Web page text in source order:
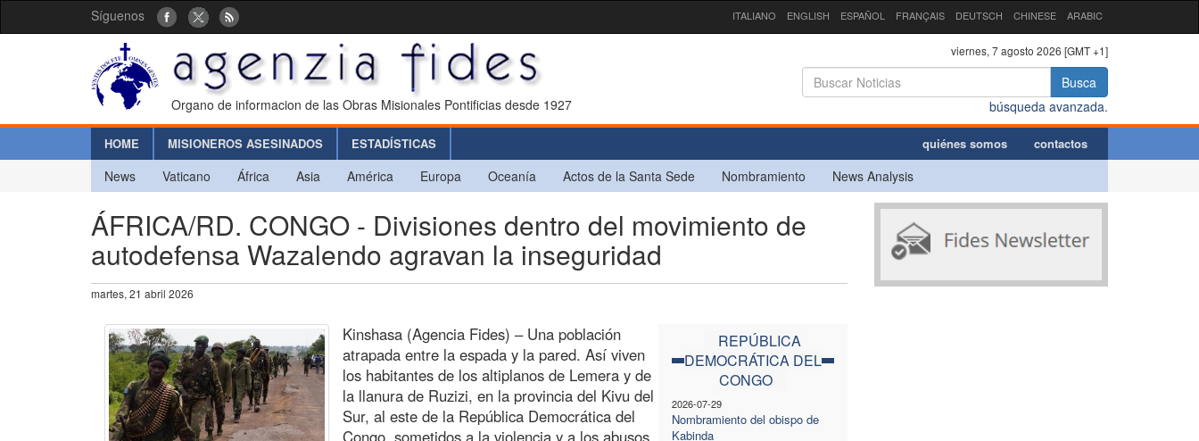
Síguenos ITALIANO ENGLISH ESPAÑOL FRANÇAIS DEUTSCH CHINESE ARABIC
Organo de informacion de las Obras Misionales Pontificias desde 1927
viernes, 7 agosto 2026 [GMT +1]
Busca
búsqueda avanzada.
HOME MISIONEROS ASESINADOS ESTADÍSTICAS quiénes somos contactos
News Vaticano África Asia América Europa Oceanía Actos de la Santa Sede Nombramiento News Analysis
ÁFRICA/RD. CONGO - Divisiones dentro del movimiento de
autodefensa Wazalendo agravan la inseguridad
martes, 21 abril 2026
REPÚBLICA
DEMOCRÁTICA DEL
CONGO
2026-07-29
Nombramiento del obispo de
Kabinda
Kinshasa (Agencia Fides) – Una población
atrapada entre la espada y la pared. Así viven
los habitantes de los altiplanos de Lemera y de
la llanura de Ruzizi, en la provincia del Kivu del
Sur, al este de la República Democrática del
Congo, sometidos a la violencia y a los abusos